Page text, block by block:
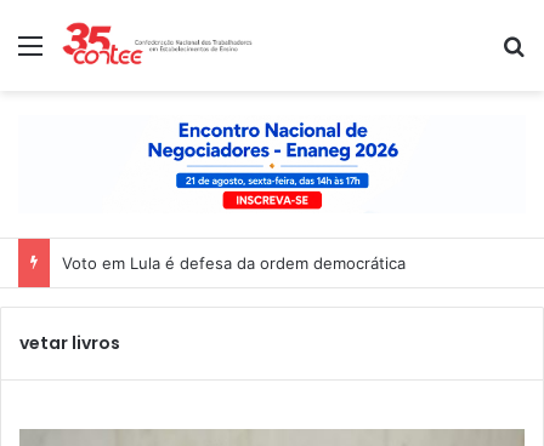
Menu
Voto em Lula é defesa da ordem democrática
vetar livros